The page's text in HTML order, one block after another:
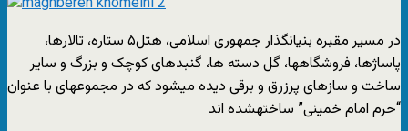
در مسیر مقبره بنیانگذار جمهوری اسلامی، هتل۵ ستاره، تالارها،
پاساژها، فروشگاهها، گل دسته ها، گنبدهای کوچک و بزرگ و سایر
ساخت و سازهای پرزرق و برقی دیده میشود که در مجموعهای با عنوان
“حرم امام خمینی” ساختهشده اند